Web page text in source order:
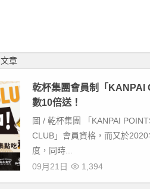
文章
乾杯集團會員制「KANPAI
數10倍送！
圖 / 乾杯集團 「KANPAI
CLUB」會員資格，而又於
度，同時...
09月21日
1,394